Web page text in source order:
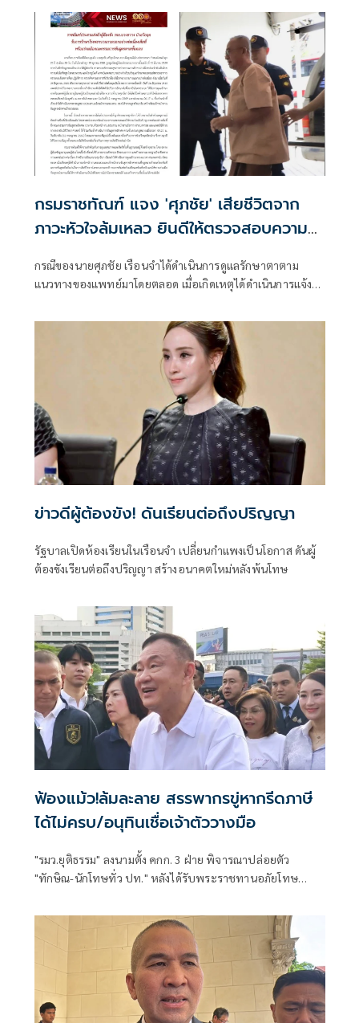
ร่วมเป็นสมาชิก OECD ของประเทศไทย กสม.ก็เตือนแล้วว่าจะ
เข้าข่ายละเมิดสิทธิมนุษยชน
กรมราชทัณฑ์ แจง 'ศุภชัย' เสียชีวิตจาก
ภาวะหัวใจล้มเหลว ยินดีให้ตรวจสอบความ
กรณีของนายศุภชัย เรือนจำได้ดำเนินการดูแลรักษาตาตาม
แนวทางของแพทย์มาโดยตลอด เมื่อเกิดเหตุได้ดำเนินการแจ้ง
กฎหมายกำหนดโดยทันที
ข่าวดีผู้ต้องขัง! ดันเรียนต่อถึงปริญญา
รัฐบาลเปิดห้องเรียนในเรือนจำ เปลี่ยนกำแพงเป็นโอกาส ดันผู้
ต้องขังเรียนต่อถึงปริญญา สร้างอนาคตใหม่หลังพ้นโทษ
ฟ้องแม้ว!ล้มละลาย สรรพากรขู่หากรีดภาษี
ได้ไม่ครบ/อนุทินเชื่อเจ้าตัววางมือ
"รมว.ยุติธรรม" ลงนามตั้ง คกก. 3 ฝ่าย พิจารณาปล่อยตัว
"ทักษิณ-นักโทษทั่ว ปท." หลังได้รับพระราชทานอภัยโทษ